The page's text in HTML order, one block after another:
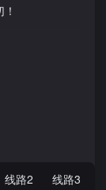
线路2 线路3